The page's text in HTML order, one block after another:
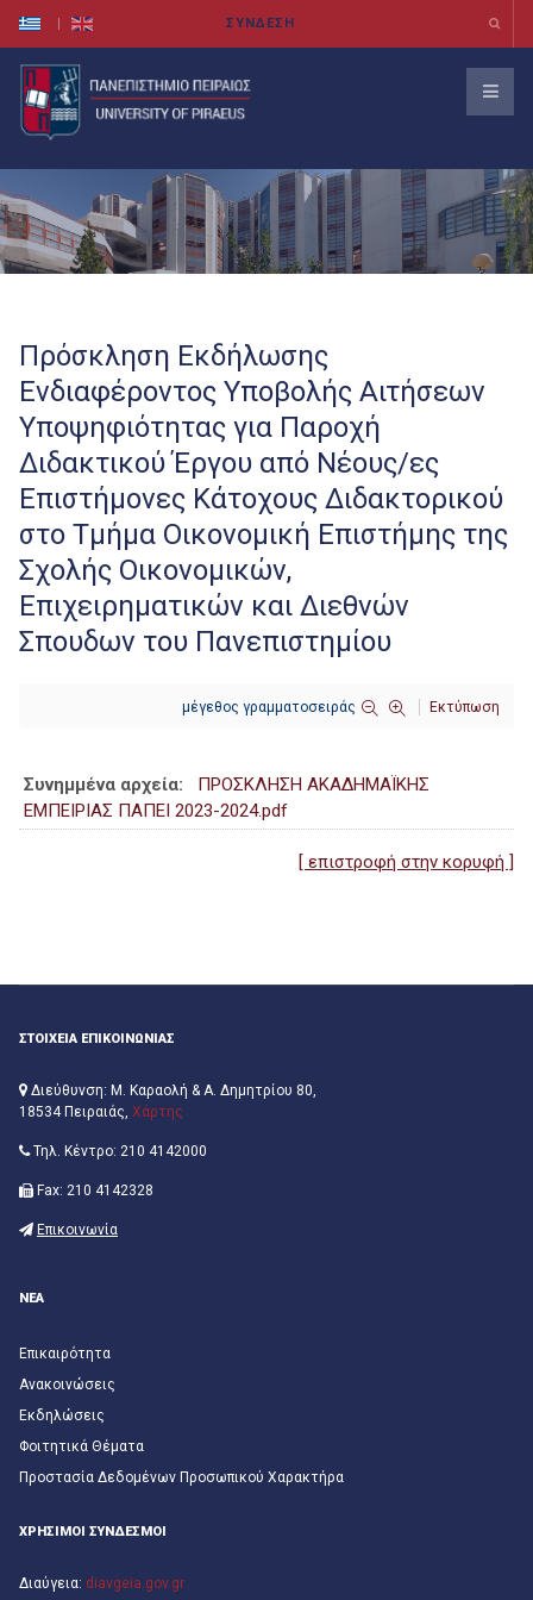
Πρόσκληση Εκδήλωσης
Ενδιαφέροντος Υποβολής Αιτήσεων
Υποψηφιότητας για Παροχή
Διδακτικού Έργου από Νέους/ες
Επιστήμονες Κάτοχους Διδακτορικού
στο Τμήμα Οικονομική Επιστήμης της
Σχολής Οικονομικών,
Επιχειρηματικών και Διεθνών
Σπουδων του Πανεπιστημίου
μέγεθος γραμματοσειράς Εκτύπωση
Συνημμένα αρχεία:
ΠΡΟΣΚΛΗΣΗ ΑΚΑΔΗΜΑΪΚΗΣ
ΕΜΠΕΙΡΙΑΣ ΠΑΠΕΙ 2023-2024.pdf
[ επιστροφή στην κορυφή ]
ΣΤΟΙΧΕΙΑ ΕΠΙΚΟΙΝΩΝΙΑΣ
Διεύθυνση: Μ. Καραολή & Α. Δημητρίου 80,
18534 Πειραιάς, Χάρτης
Τηλ. Κέντρο: 210 4142000
Fax: 210 4142328
Επικοινωνία
ΝΕΑ
Επικαιρότητα
Ανακοινώσεις
Εκδηλώσεις
Φοιτητικά Θέματα
Προστασία Δεδομένων Προσωπικού Χαρακτήρα
ΧΡΗΣΙΜΟΙ ΣΥΝΔΕΣΜΟΙ
Διαύγεια: diavgeia.gov.gr